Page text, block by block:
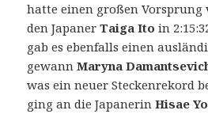
hatte einen großen Vorsprung
den JapanerTaiga Itoin
gab es ebenfalls einen
gewannMaryna
was ein neuer Steckenrekord
ging an die JapanerinHisae